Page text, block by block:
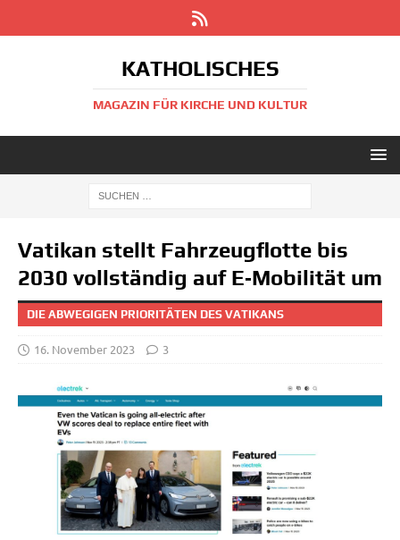
KATHOLISCHES
MAGAZIN FÜR KIRCHE UND KULTUR
Vatikan stellt Fahrzeugflotte bis
2030 vollständig auf E‑Mobilität um
DIE ABWEGIGEN PRIORITÄTEN DES VATIKANS
16. November 2023 3